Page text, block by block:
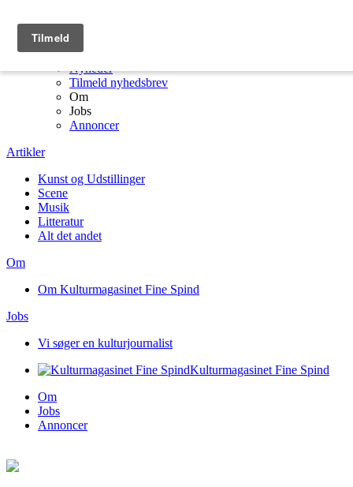
Artikler
Nyheder
Tilmeld nyhedsbrev
Om
Jobs
Annoncer
Artikler
Kunst og Udstillinger
Scene
Musik
Litteratur
Alt det andet
Om
Om Kulturmagasinet Fine Spind
Jobs
Vi søger en kulturjournalist
Kulturmagasinet Fine Spind
Om
Jobs
Annoncer